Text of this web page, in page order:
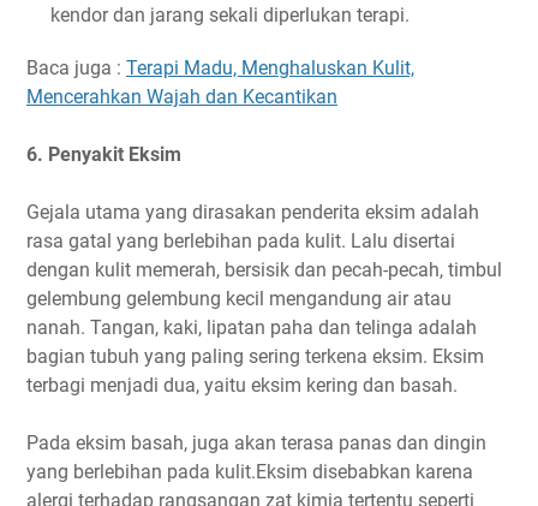
kendor dan jarang sekali diperlukan terapi.
Baca juga : Terapi Madu, Menghaluskan Kulit,
Mencerahkan Wajah dan Kecantikan
6. Penyakit Eksim
Gejala utama yang dirasakan penderita eksim adalah
rasa gatal yang berlebihan pada kulit. Lalu disertai
dengan kulit memerah, bersisik dan pecah-pecah, timbul
gelembung gelembung kecil mengandung air atau
nanah. Tangan, kaki, lipatan paha dan telinga adalah
bagian tubuh yang paling sering terkena eksim. Eksim
terbagi menjadi dua, yaitu eksim kering dan basah.
Pada eksim basah, juga akan terasa panas dan dingin
yang berlebihan pada kulit.Eksim disebabkan karena
alergi terhadap rangsangan zat kimia tertentu seperti